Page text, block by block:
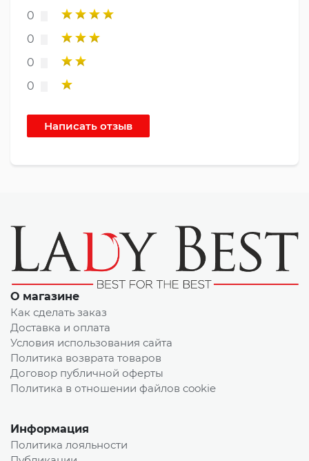
0
0
0
0
О магазине
Как сделать заказ
Доставка и оплата
Условия использования сайта
Политика возврата товаров
Договор публичной оферты
Политика в отношении файлов cookie
Информация
Политика лояльности